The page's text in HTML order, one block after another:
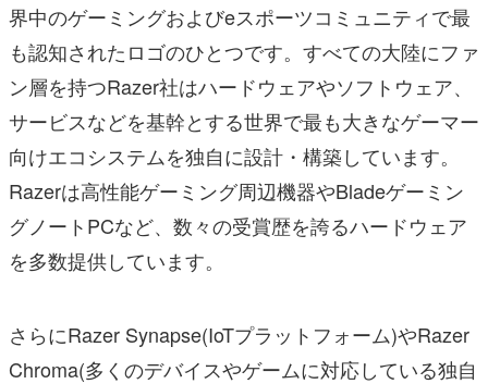
界中のゲーミングおよびeスポーツコミュニティで最
も認知されたロゴのひとつです。すべての大陸にファ
ン層を持つRazer社はハードウェアやソフトウェア、
サービスなどを基幹とする世界で最も大きなゲーマー
向けエコシステムを独自に設計・構築しています。
Razerは高性能ゲーミング周辺機器やBladeゲーミン
グノートPCなど、数々の受賞歴を誇るハードウェア
を多数提供しています。
さらにRazer Synapse(IoTプラットフォーム)やRazer
Chroma(多くのデバイスやゲームに対応している独自